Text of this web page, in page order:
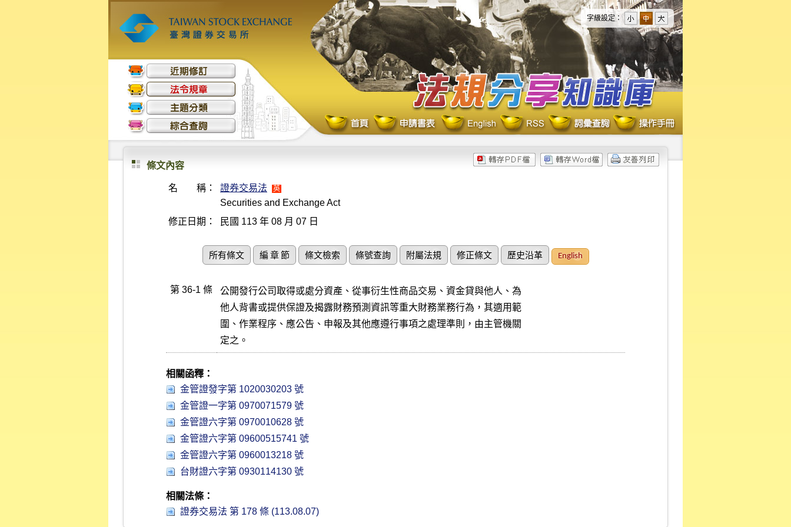
字級設定：
條文內容
名 稱： 證券交易法 英
Securities and Exchange Act
修正日期：
民國 113 年 08 月 07 日
所有條文 編 章 節 條文檢索 條號查詢 附屬法規 修正條文 歷史沿革 English
第 36-1 條
公開發行公司取得或處分資產、從事衍生性商品交易、資金貸與他人、為
他人背書或提供保證及揭露財務預測資訊等重大財務業務行為，其適用範
圍、作業程序、應公告、申報及其他應遵行事項之處理準則，由主管機關
定之。
相關函釋：
金管證發字第 1020030203 號
金管證一字第 0970071579 號
金管證六字第 0970010628 號
金管證六字第 09600515741 號
金管證六字第 0960013218 號
台財證六字第 0930114130 號
相關法條：
證券交易法 第 178 條 (113.08.07)